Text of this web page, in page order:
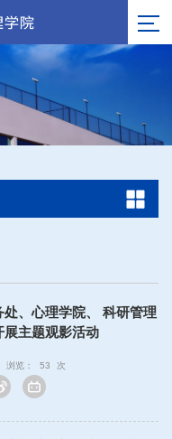
、心理学院、 科研管理
主题观影活动
浏览： 53 次